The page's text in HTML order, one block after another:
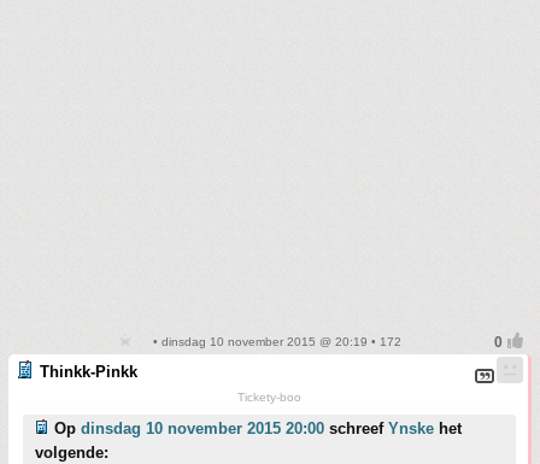
• dinsdag 10 november 2015 @ 20:19 • 172
Thinkk-Pinkk
Tickety-boo
Op dinsdag 10 november 2015 20:00 schreef Ynske het
volgende: